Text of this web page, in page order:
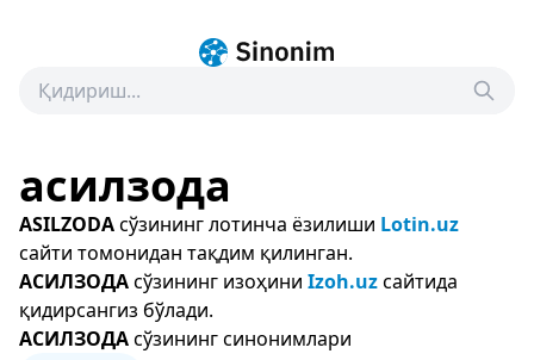
асилзода
ASILZODAсўзининг лотинча ёзилиши Lotin.uz
сайти томонидан тақдим қилинган.
АСИЛЗОДАсўзининг изоҳини Izoh.uzсайтида
қидирсангиз бўлади.
АСИЛЗОДАсўзининг синонимлари